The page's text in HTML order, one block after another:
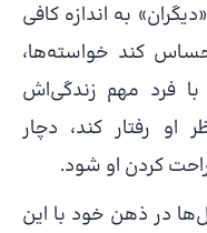
به اندازه کافی
کند خواسته‌ها،
فرد مهم زندگی‌اش
رفتار کند، دچار
کردن او شود.
در ذهن خود با این